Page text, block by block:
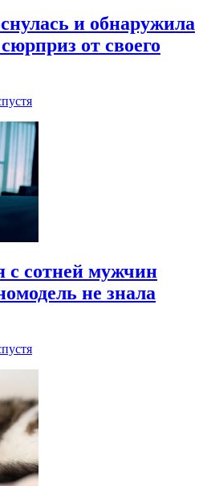
и обнаружила
от своего
с сотней мужчин
не знала